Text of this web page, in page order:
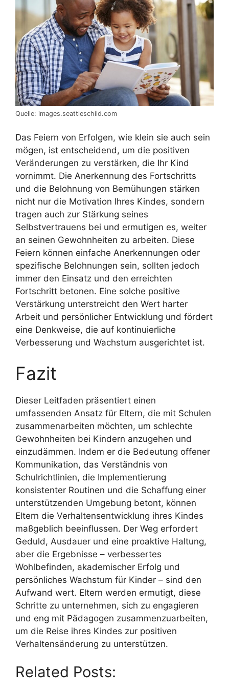
Quelle: images.seattleschild.com
Das Feiern von Erfolgen, wie klein sie auch sein
mögen, ist entscheidend, um die positiven
Veränderungen zu verstärken, die Ihr Kind
vornimmt. Die Anerkennung des Fortschritts
und die Belohnung von Bemühungen stärken
nicht nur die Motivation Ihres Kindes, sondern
tragen auch zur Stärkung seines
Selbstvertrauens bei und ermutigen es, weiter
an seinen Gewohnheiten zu arbeiten. Diese
Feiern können einfache Anerkennungen oder
spezifische Belohnungen sein, sollten jedoch
immer den Einsatz und den erreichten
Fortschritt betonen. Eine solche positive
Verstärkung unterstreicht den Wert harter
Arbeit und persönlicher Entwicklung und fördert
eine Denkweise, die auf kontinuierliche
Verbesserung und Wachstum ausgerichtet ist.
Fazit
Dieser Leitfaden präsentiert einen
umfassenden Ansatz für Eltern, die mit Schulen
zusammenarbeiten möchten, um schlechte
Gewohnheiten bei Kindern anzugehen und
einzudämmen. Indem er die Bedeutung offener
Kommunikation, das Verständnis von
Schulrichtlinien, die Implementierung
konsistenter Routinen und die Schaffung einer
unterstützenden Umgebung betont, können
Eltern die Verhaltensentwicklung ihres Kindes
maßgeblich beeinflussen. Der Weg erfordert
Geduld, Ausdauer und eine proaktive Haltung,
aber die Ergebnisse – verbessertes
Wohlbefinden, akademischer Erfolg und
persönliches Wachstum für Kinder – sind den
Aufwand wert. Eltern werden ermutigt, diese
Schritte zu unternehmen, sich zu engagieren
und eng mit Pädagogen zusammenzuarbeiten,
um die Reise ihres Kindes zur positiven
Verhaltensänderung zu unterstützen.
Related Posts: